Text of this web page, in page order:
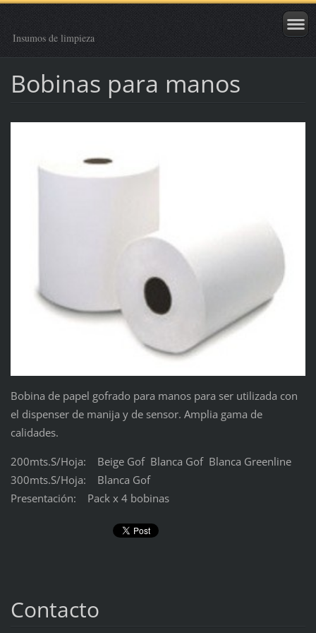
Insumos de limpieza
Bobinas para manos
Bobina de papel gofrado para manos para ser utilizada con
el dispenser de manija y de sensor. Amplia gama de
calidades.
200mts.S/Hoja: Beige Gof Blanca Gof Blanca Greenline
300mts.S/Hoja: Blanca Gof
Presentación: Pack x 4 bobinas
Contacto